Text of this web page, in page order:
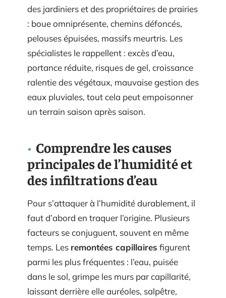
des jardiniers et des propriétaires de prairies
: boue omniprésente, chemins défoncés,
pelouses épuisées, massifs meurtris. Les
spécialistes le rappellent : excès d’eau,
portance réduite, risques de gel, croissance
ralentie des végétaux, mauvaise gestion des
eaux pluviales, tout cela peut empoisonner
un terrain saison après saison.
Comprendre les causes
principales de l’humidité et
des infiltrations d’eau
Pour s’attaquer à l’humidité durablement, il
faut d’abord en traquer l’origine. Plusieurs
facteurs se conjuguent, souvent en même
temps. Les remontées capillaires figurent
parmi les plus fréquentes : l’eau, puisée
dans le sol, grimpe les murs par capillarité,
laissant derrière elle auréoles, salpêtre,